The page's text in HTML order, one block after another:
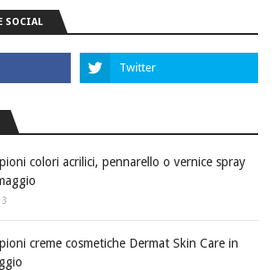
SOCIAL
colori acrilici, pennarello o vernice spray
creme cosmetiche Dermat Skin Care in